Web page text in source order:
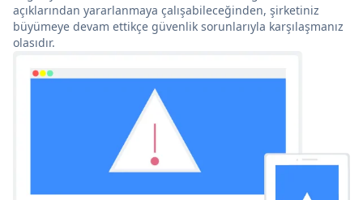
açıklarından yararlanmaya çalışabileceğinden, şirketiniz
büyümeye devam ettikçe güvenlik sorunlarıyla karşılaşmanız
olasıdır.